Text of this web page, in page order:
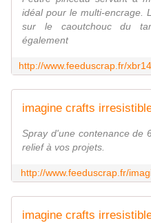
idéal pour le multi-encrage.
sur le caoutchouc du
également
imagine crafts
Spray d'une contenance de
relief à vos projets.
http://www.feeduscrap.fr/
imagine crafts